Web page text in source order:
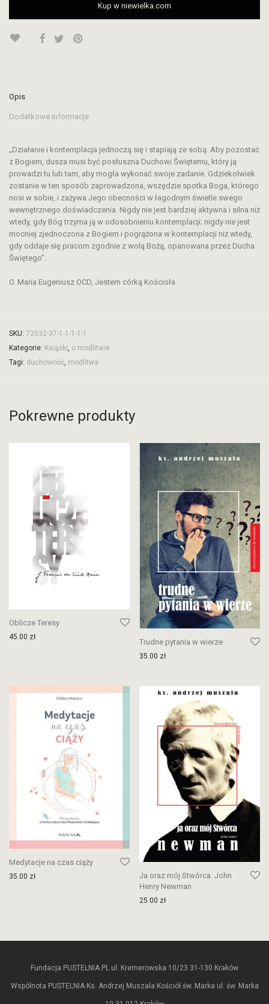
Kup w niewielka.com
Opis
Dodatkowe informacje
„Działanie i kontemplacja jednoczą się i stapiają ze sobą. Aby pozostać
z Bogiem, dusza musi być posłuszna Duchowi Świętemu, który ją
prowadzi tu lub tam, aby mogła wykonać swoje zadanie. Gdziekolwiek
zostanie w ten sposób zaprowadzona, wszędzie spotka Boga, którego
nosi w sobie, i zażywa Jego obecności w łagodnym świetle swego
wewnętrznego doświadczenia. Nigdy nie jest bardziej aktywna i silna niż
wtedy, gdy Bóg trzyma ją w odosobnieniu kontemplacji; nigdy nie jest
mocniej zjednoczona z Bogiem i pogrążona w kontemplacji niż wtedy,
gdy oddaje się pracom zgodnie z wolą Bożą, opanowana przez Ducha
Świętego”.
O. Maria Eugeniusz OCD, Jestem córką Kościoła
SKU: 73532-37-1-1-1-1-1
Kategorie: Książki o modlitwie
Tagi: duchowość modlitwa
Pokrewne produkty
Oblicze Teresy
45.00 zł
Trudne pytania w wierze
35.00 zł
Medytacje na czas ciąży
35.00 zł
Ja oraz mój Stwórca. John
Henry Newman
25.00 zł
Fundacja PUSTELNIA.PL ul. Kremerowska 10/23 31-130 Kraków
Wspólnota PUSTELNIA Ks. Andrzej Muszala Kościół św. Marka ul. św. Marka